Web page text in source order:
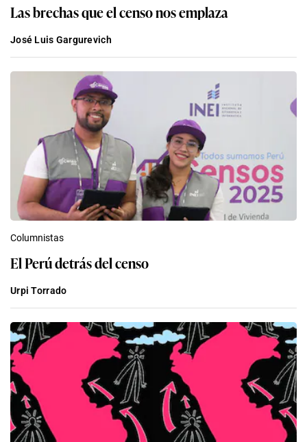
Las brechas que el censo nos emplaza
José Luis Gargurevich
Columnistas
El Perú detrás del censo
Urpi Torrado